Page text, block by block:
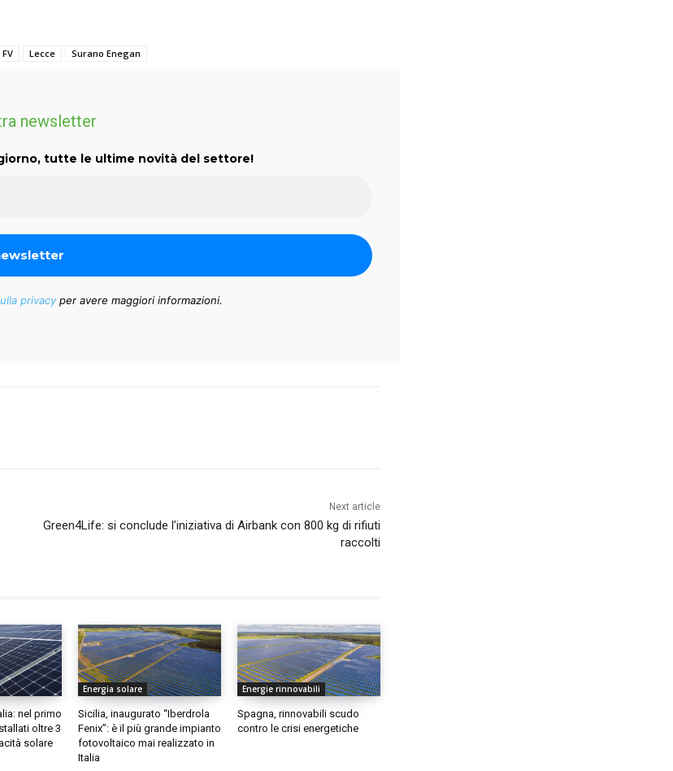
Lecce Surano Enegan
newsletter
tutte le ultime novità del settore!
privacy per avere maggiori informazioni.
Next article
Green4Life: si conclude l’iniziativa di Airbank con 800 kg di rifiuti
raccolti
nel primo
oltre 3
solare
Energia solare
Sicilia, inaugurato “Iberdrola
Fenix”: è il più grande impianto
fotovoltaico mai realizzato in
Italia
Energie rinnovabili
Spagna, rinnovabili scudo
contro le crisi energetiche